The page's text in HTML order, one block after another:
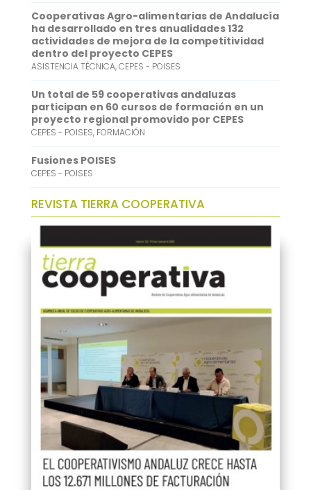
p
p
d
I
n
Cooperativas Agro-alimentarias de Andalucía
ha desarrollado en tres anualidades 132
actividades de mejora de la competitividad
dentro del proyecto CEPES
ASISTENCIA TÉCNICA,CEPES - POISES
Un total de 59 cooperativas andaluzas
participan en 60 cursos de formación en un
proyecto regional promovido por CEPES
CEPES - POISES, FORMACIÓN
Fusiones POISES
CEPES - POISES
REVISTA TIERRA COOPERATIVA